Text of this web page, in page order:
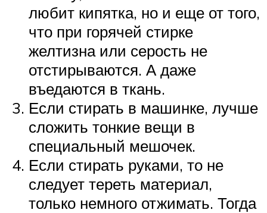
любит кипятка, но и еще от того,
что при горячей стирке
желтизна или серость не
отстирываются. А даже
въедаются в ткань.
Если стирать в машинке, лучше
сложить тонкие вещи в
специальный мешочек.
Если стирать руками, то не
следует тереть материал,
только немного отжимать. Тогда